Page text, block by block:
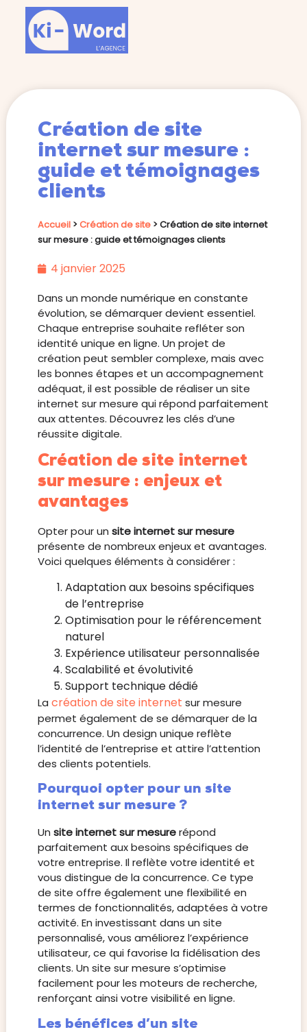
Création de site
internet sur mesure :
guide et témoignages
clients
Accueil>Création de site>Création de site internet
sur mesure : guide et témoignages clients
4 janvier 2025
Dans un monde numérique en constante
évolution, se démarquer devient essentiel.
Chaque entreprise souhaite refléter son
identité unique en ligne. Un projet de
création peut sembler complexe, mais avec
les bonnes étapes et un accompagnement
adéquat, il est possible de réaliser un site
internet sur mesure qui répond parfaitement
aux attentes. Découvrez les clés d’une
réussite digitale.
Création de site internet
sur mesure : enjeux et
avantages
Opter pour un site internet sur mesure
présente de nombreux enjeux et avantages.
Voici quelques éléments à considérer :
Adaptation aux besoins spécifiques
de l’entreprise
Optimisation pour le référencement
naturel
Expérience utilisateur personnalisée
Scalabilité et évolutivité
Support technique dédié
La création de site internet sur mesure
permet également de se démarquer de la
concurrence. Un design unique reflète
l’identité de l’entreprise et attire l’attention
des clients potentiels.
Pourquoi opter pour un site
internet sur mesure ?
Un site internet sur mesurerépond
parfaitement aux besoins spécifiques de
votre entreprise. Il reflète votre identité et
vous distingue de la concurrence. Ce type
de site offre également une flexibilité en
termes de fonctionnalités, adaptées à votre
activité. En investissant dans un site
personnalisé, vous améliorez l’expérience
utilisateur, ce qui favorise la fidélisation des
clients. Un site sur mesure s’optimise
facilement pour les moteurs de recherche,
renforçant ainsi votre visibilité en ligne.
Les bénéfices d’un site